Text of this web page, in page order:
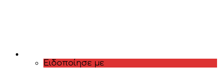
Ειδοποίησε με